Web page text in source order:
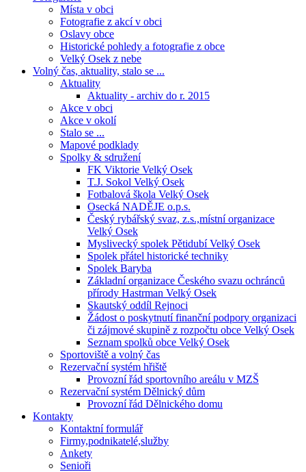
Místa v obci
Fotografie z akcí v obci
Oslavy obce
Historické pohledy a fotografie z obce
Velký Osek z nebe
Volný čas, aktuality, stalo se ...
Aktuality
Aktuality - archiv do r. 2015
Akce v obci
Akce v okolí
Stalo se ...
Mapové podklady
Spolky & sdružení
FK Viktorie Velký Osek
T.J. Sokol Velký Osek
Fotbalová škola Velký Osek
Osecká NADĚJE o.p.s.
Český rybářský svaz, z.s.,místní organizace
Velký Osek
Myslivecký spolek Pětidubí Velký Osek
Spolek přátel historické techniky
Spolek Baryba
Základní organizace Českého svazu ochránců
přírody Hastrman Velký Osek
Skautský oddíl Rejnoci
Žádost o poskytnutí finanční podpory organizaci
či zájmové skupině z rozpočtu obce Velký Osek
Seznam spolků obce Velký Osek
Sportoviště a volný čas
Rezervační systém hřiště
Provozní řád sportovního areálu v MZŠ
Rezervační systém Dělnický dům
Provozní řád Dělnického domu
Kontakty
Kontaktní formulář
Firmy,podnikatelé,služby
Ankety
Senioři